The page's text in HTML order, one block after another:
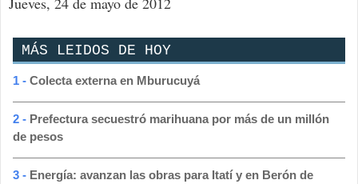
MÁS LEIDOS DE HOY
1 - Colecta externa en Mburucuyá
2 - Prefectura secuestró marihuana por más de un millón
de pesos
3 - Energía: avanzan las obras para Itatí y en Berón de